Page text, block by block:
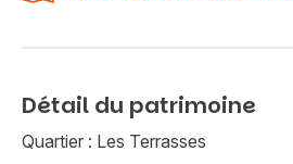
Détail du patrimoine
Quartier : Les Terrasses